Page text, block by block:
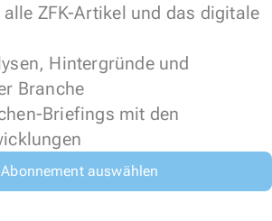
ZFK-Artikel und das digitale
Hintergründe und
Branche
Briefings mit den
auswählen